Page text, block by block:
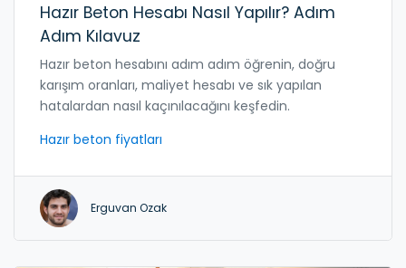
Hazır Beton Hesabı Nasıl Yapılır? Adım
Adım Kılavuz
Hazır beton hesabını adım adım öğrenin, doğru
karışım oranları, maliyet hesabı ve sık yapılan
hatalardan nasıl kaçınılacağını keşfedin.
Hazır beton fiyatları
Erguvan Ozak